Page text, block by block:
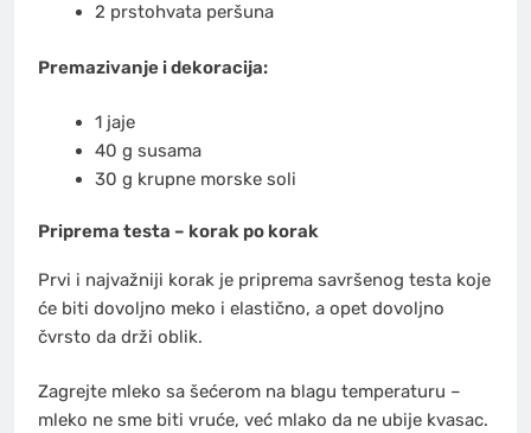
2 prstohvata peršuna
Premazivanje i dekoracija:
1 jaje
40 g susama
30 g krupne morske soli
Priprema testa – korak po korak
Prvi i najvažniji korak je priprema savršenog testa koje
će biti dovoljno meko i elastično, a opet dovoljno
čvrsto da drži oblik.
Zagrejte mleko sa šećerom na blagu temperaturu –
mleko ne sme biti vruće, već mlako da ne ubije kvasac.